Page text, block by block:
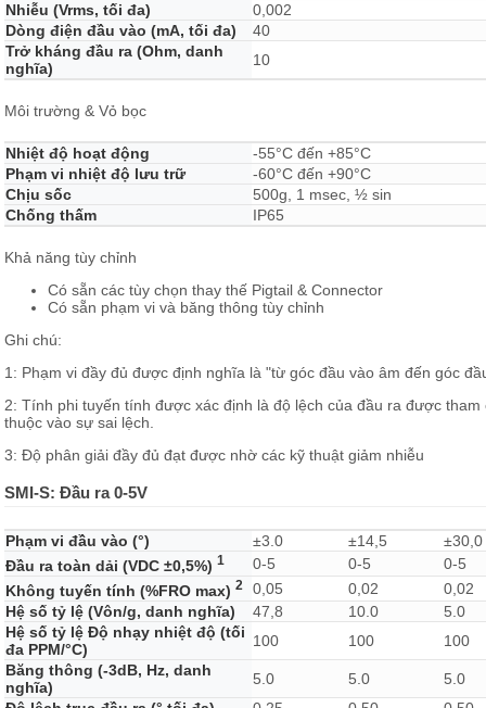
Nhiễu (Vrms, tối đa)
0,002
Dòng điện đầu vào (mA, tối đa)
40
Trở kháng đầu ra (Ohm, danh
nghĩa)
10
Môi trường & Vỏ bọc
Nhiệt độ hoạt động
-55°C đến +85°C
Phạm vi nhiệt độ lưu trữ
-60°C đến +90°C
Chịu sốc
500g, 1 msec, ½ sin
Chống thấm
IP65
Khả năng tùy chỉnh
Có sẵn các tùy chọn thay thế Pigtail & Connector
Có sẵn phạm vi và băng thông tùy chỉnh
Ghi chú:
1: Phạm vi đầy đủ được định nghĩa là "từ góc đầu vào âm đến góc
2: Tính phi tuyến tính được xác định là độ lệch của đầu ra được
thuộc vào sự sai lệch.
3: Độ phân giải đầy đủ đạt được nhờ các kỹ thuật giảm nhiễu
SMI-S: Đầu ra 0-5V
Phạm vi đầu vào (°) ±3.0 ±14,5
±30,0
Đầu ra toàn dải (VDC ±0,5%) 1 0-5 0-5
0-5
Không tuyến tính (%FRO max) 2 0,05 0,02
0,02
Hệ số tỷ lệ (Vôn/g, danh nghĩa)
47,8 10.0
5.0
Hệ số tỷ lệ Độ nhạy nhiệt độ (tối
đa PPM/°C)
100 100
100
Băng thông (-3dB, Hz, danh
nghĩa)
5.0 5.0
5.0